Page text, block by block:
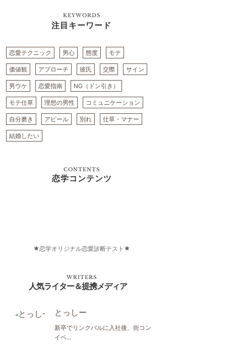
KEYWORDS
注目キーワード
恋愛テクニック 男心 態度 モテ
価値観 アプローチ 彼氏 交際 サイン
男ウケ 恋愛指南 NG（ドン引き）
モテ仕草 理想の男性 コミュニケーション
自分磨き アピール 別れ 仕草・マナー
結婚したい
CONTENTS
恋学コンテンツ
恋学オリジナル恋愛診断テスト
WRITERS
人気ライター＆提携メディア
とっしー
新卒でリンクバルに入社後、街コン
イベ...